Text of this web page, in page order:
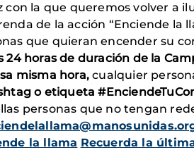
con la que queremos volver a
de la acción “Enciende la
que quieran encender su
24 horas de duración de la
misma hora,cualquier
o etiqueta
personas que no tengan
la llama Recuerda la